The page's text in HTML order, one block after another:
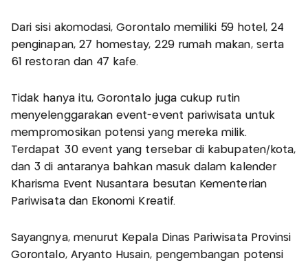
Dari sisi akomodasi, Gorontalo memiliki 59 hotel, 24
penginapan, 27 homestay, 229 rumah makan, serta
61 restoran dan 47 kafe.
Tidak hanya itu, Gorontalo juga cukup rutin
menyelenggarakan event-event pariwisata untuk
mempromosikan potensi yang mereka milik.
Terdapat 30 event yang tersebar di kabupaten/kota,
dan 3 di antaranya bahkan masuk dalam kalender
Kharisma Event Nusantara besutan Kementerian
Pariwisata dan Ekonomi Kreatif.
Sayangnya, menurut Kepala Dinas Pariwisata Provinsi
Gorontalo, Aryanto Husain, pengembangan potensi